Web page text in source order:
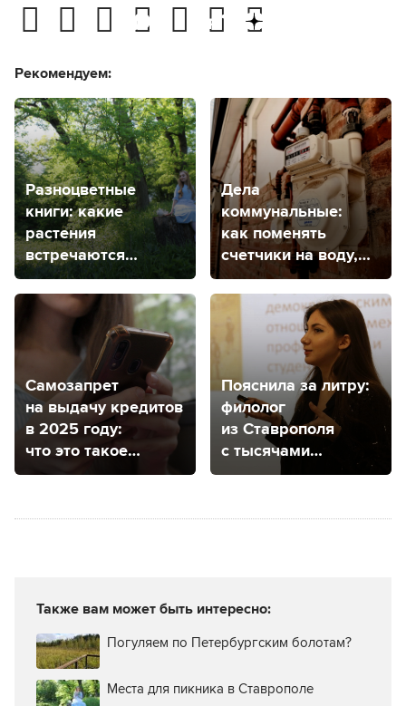
Рекомендуем:
Разноцветные
книги: какие
растения
встречаются
в Ставропольском
крае?
Дела
коммунальные:
как поменять
счетчики на воду,
электричество
и газ в Ставрополе?
Самозапрет
на выдачу кредитов
в 2025 году:
что это такое
и как будет
Пояснила за литру:
филолог
из Ставрополя
с тысячами
подписчиков
и своем
Также вам может быть интересно:
Погуляем по Петербургским болотам?
Места для пикника в Ставрополе